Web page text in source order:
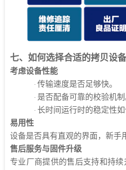
七、如何选择合适的拷贝设备
考虑设备性能
· 传输速度是否足够快。
· 是否配备可靠的校验机制
· 长时间运行时的稳定性如
易用性
设备是否具有直观的界面，新手
售后服务与固件升级
专业厂商提供的售后支持和持